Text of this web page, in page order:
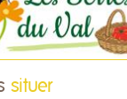
situer